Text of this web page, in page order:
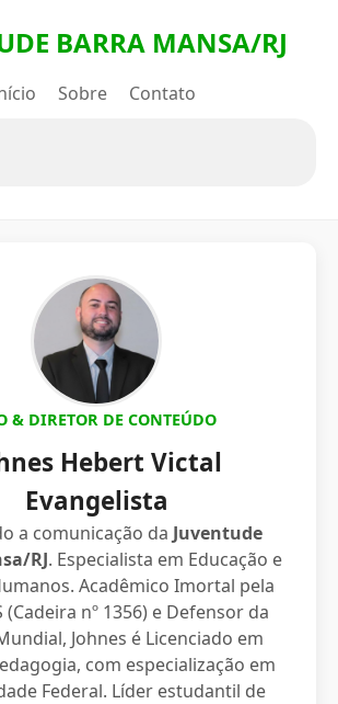
BARRA MANSA/RJ
Sobre Contato
& DIRETOR DE CONTEÚDO
Hebert Victal
Evangelista
a comunicação da Juventude
RJ. Especialista em Educação e
Acadêmico Imortal pela
(Cadeira nº 1356) e Defensor da
Johnes é Licenciado em
com especialização em
Federal. Líder estudantil de